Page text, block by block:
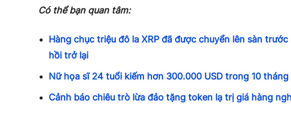
Có thể bạn quan tâm:
Hàng chục triệu đô la XRP đã được chuyển lên sàn
hồi trở lại
Nữ họa sĩ 24 tuổi kiếm hơn 300.000 USD trong 10
Cảnh báo chiêu trò lừa đảo tặng token lạ trị giá hàng